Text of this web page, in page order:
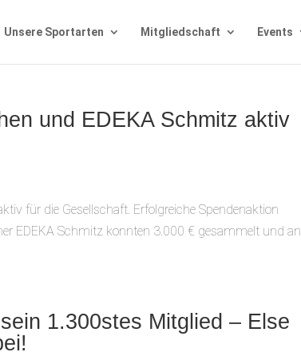
Unsere Sportarten Mitgliedschaft Events
und EDEKA Schmitz aktiv
für die Gesellschaft. Erfolgreiche Spendenaktion
EDEKA Schmitz konnten 3.000 € gesammelt und an
1.300stes Mitglied – Else